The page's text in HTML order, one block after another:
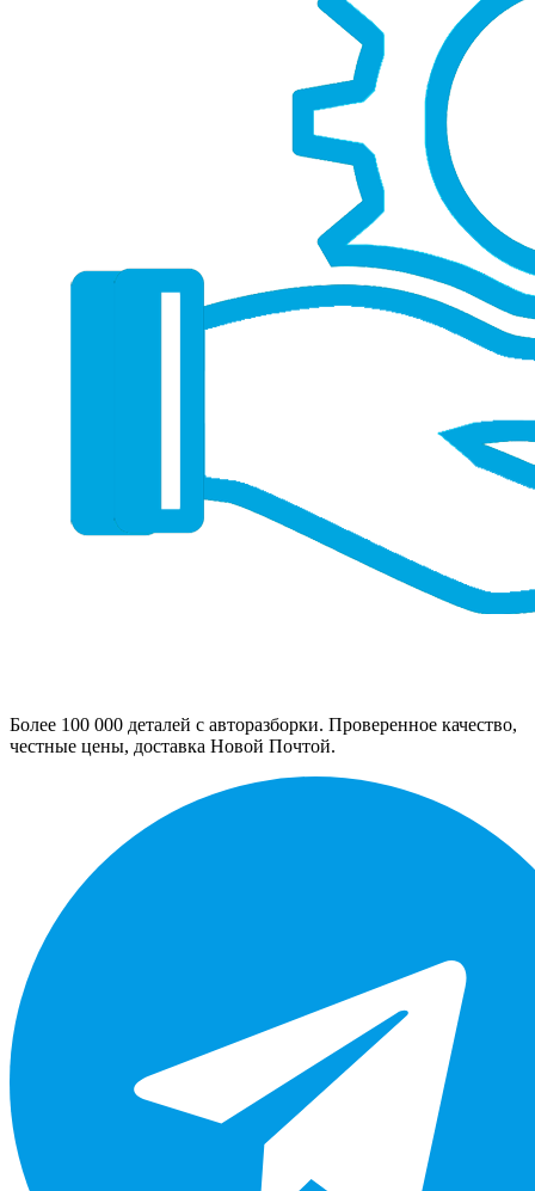
Более 100 000 деталей с авторазборки. Проверенное качество,
честные цены, доставка Новой Почтой.